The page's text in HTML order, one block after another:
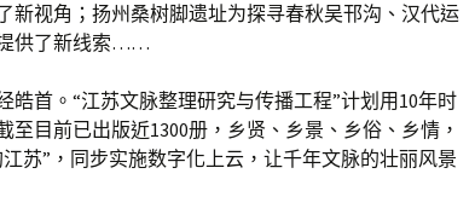
新视角；扬州桑树脚遗址为探寻春秋吴邗沟、汉代运
供了新线索……
皓首。“江苏文脉整理研究与传播工程”计划用10年时
至目前已出版近1300册，乡贤、乡景、乡俗、乡情，
苏”，同步实施数字化上云，让千年文脉的壮丽风景